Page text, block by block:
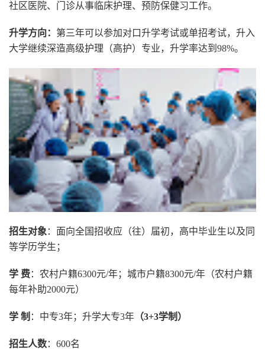
社区医院、门诊从事临床护理、预防保健习工作。
升学方向： 第三年可以参加对口升学考试或单招考试，升入
大学继续深造高级护理（高护）专业，升学率达到98%。
招生对象 ：面向全国招收应（往）届初，高中毕业生以及同
等学历学生；
学 费：农村户籍6300元/年；城市户籍8300元/年（农村户籍
每年补助2000元）
学 制 ：中专3年；升学大专3年 （3+3学制）
招生人数：600名